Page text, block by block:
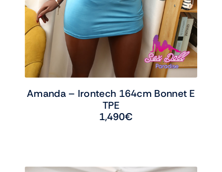
Amanda – Irontech 164cm Bonnet E
TPE
1,490€